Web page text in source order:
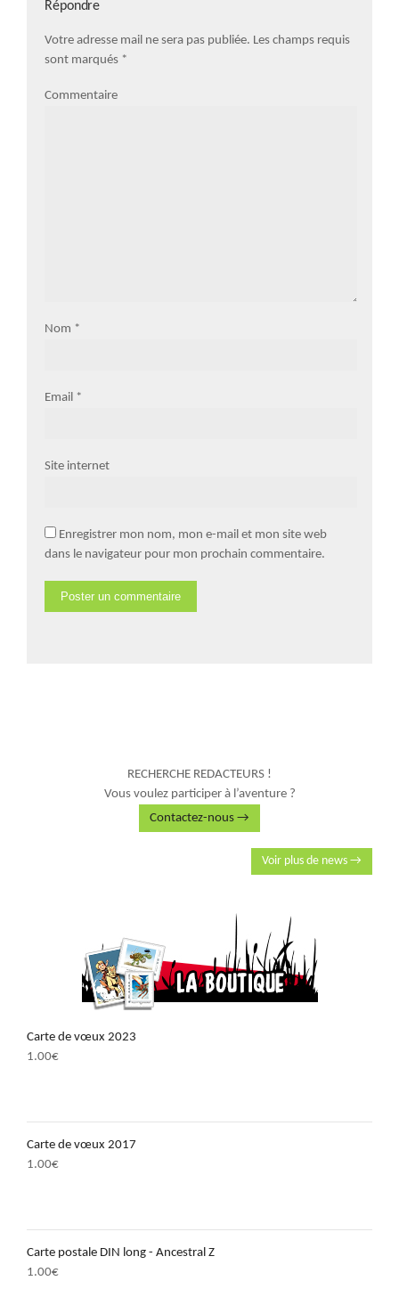
Répondre
Votre adresse mail ne sera pas publiée. Les champs requis
sont marqués *
Commentaire
Nom *
Email *
Site internet
Enregistrer mon nom, mon e-mail et mon site web
dans le navigateur pour mon prochain commentaire.
RECHERCHE REDACTEURS !
Vous voulez participer à l’aventure ?
Contactez-nous →
Voir plus de news →
Carte de vœux 2023
1.00€
Carte de vœux 2017
1.00€
Carte postale DIN long - Ancestral Z
1.00€